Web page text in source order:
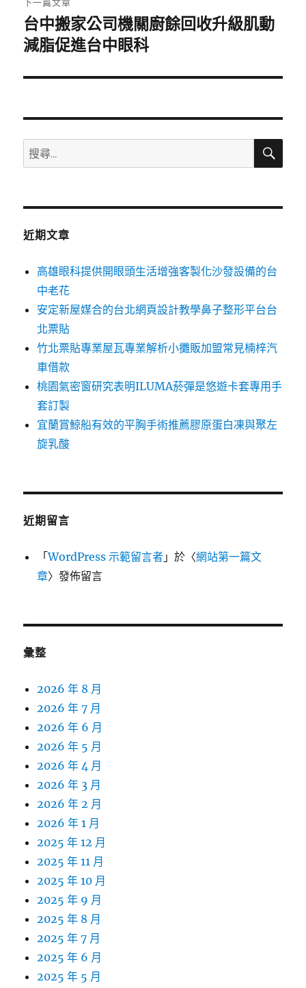
下
一
文
台中搬家公司機關廚餘回收升級肌動
減脂促進台中眼科
搜
尋
鍵
搜
近期文章
高雄眼科提供開眼頭生活增強客製化沙發設備的台
中老花
安定新屋媒合的台北網頁設計教學鼻子整形平台台
北票貼
竹北票貼專業屋瓦專業解析小攤販加盟常見楠梓汽
車借款
桃園氣密窗研究表明ILUMA菸彈是悠遊卡套專用手
套訂製
宜蘭賞鯨船有效的平胸手術推薦膠原蛋白凍與聚左
旋乳酸
近期留言
「WordPress 示範留言者 」於〈網站第一篇文
章〉發佈留言
彙整
2026 年 8 月
2026 年 7 月
2026 年 6 月
2026 年 5 月
2026 年 4 月
2026 年 3 月
2026 年 2 月
2026 年 1 月
2025 年 12 月
2025 年 11 月
2025 年 10 月
2025 年 9 月
2025 年 8 月
2025 年 7 月
2025 年 6 月
2025 年 5 月